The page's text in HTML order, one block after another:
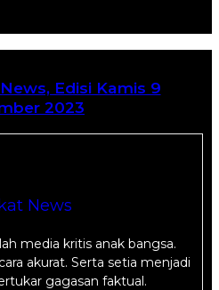
Edisi Kamis 9
2023
News
media kritis anak bangsa.
akurat. Serta setia menjadi
gagasan faktual.